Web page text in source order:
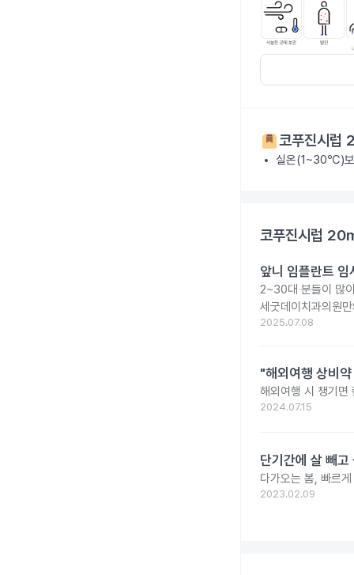
코푸진시럽
실온(1~30℃)보
코푸진시럽
앞니 임플란트
2~30대 분들이 많
세굿데이치과의원
2025.07.08
"해외여행 상비
해외여행 시 챙기면
2024.07.15
단기간에 살 빼
다가오는 봄, 빠르
2023.02.09